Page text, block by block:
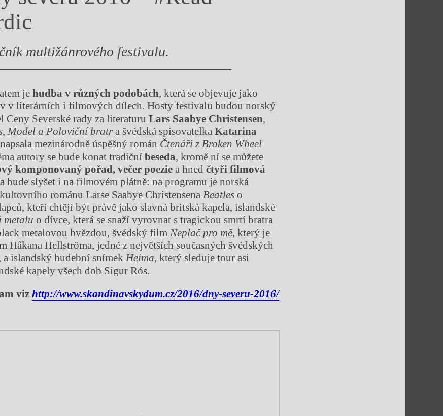
multižánrového festivalu.
je hudba v různých podobách, která se objevuje jako
v literárních i filmových dílech. Hosty festivalu budou norský
Ceny Severské rady za literaturuLars Saabye Christensen,
Model a Poloviční bratra švédská spisovatelkaKatarina
mezinárodně úspěšný román Čtenáři z Broken Wheel
autory se bude konat tradičníbeseda, kromě ní se můžete
komponovaný pořad, večer poezie a hned čtyři filmová
bude slyšet i na filmovém plátně: na programu je norská
románu Larse Saabye Christensena Beatleso
kteří chtějí být právě jako slavná britská kapela, islandské
metaluo dívce, která se snaží vyrovnat s tragickou smrtí bratra
metalovou hvězdou, švédský film Neplač pro mě, který je
Håkana Hellströma, jedné z největších současných švédských
islandský hudební snímek Heima, který sleduje tour asi
kapely všech dob Sigur Rós.
vizhttp://www.skandinavskydum.cz/2016/dny-severu-2016/